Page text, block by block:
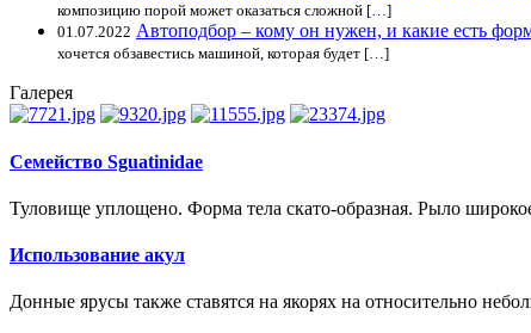
композицию порой может оказаться сложной […]
01.07.2022 Автоподбор – кому он нужен, и какие есть
хочется обзавестись машиной, которая будет […]
Галерея
Семейство Sguatinidae
Туловище уплощено. Форма тела скато-образная. Рыло
Использование акул
Донные ярусы также ставятся на якорях на относительно